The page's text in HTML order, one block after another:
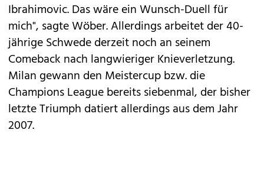
Ibrahimovic. Das wäre ein Wunsch-Duell für
mich", sagte Wöber. Allerdings arbeitet der 40-
jährige Schwede derzeit noch an seinem
Comeback nach langwieriger Knieverletzung.
Milan gewann den Meistercup bzw. die
Champions League bereits siebenmal, der bisher
letzte Triumph datiert allerdings aus dem Jahr
2007.